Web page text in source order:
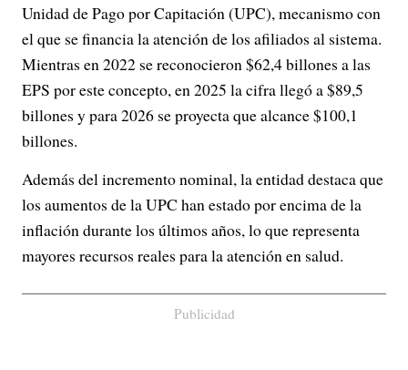
Unidad de Pago por Capitación (UPC), mecanismo con
el que se financia la atención de los afiliados al sistema.
Mientras en 2022 se reconocieron $62,4 billones a las
EPS por este concepto, en 2025 la cifra llegó a $89,5
billones y para 2026 se proyecta que alcance $100,1
billones.
Además del incremento nominal, la entidad destaca que
los aumentos de la UPC han estado por encima de la
inflación durante los últimos años, lo que representa
mayores recursos reales para la atención en salud.
Publicidad